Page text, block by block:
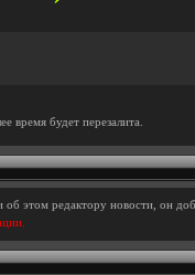
время будет перезалита.
об этом редактору новости, он